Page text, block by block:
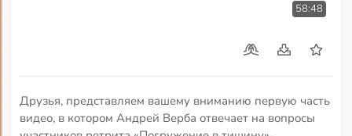
58:48
Друзья, представляем вашему вниманию первую часть
видео, в котором Андрей Верба отвечает на вопросы